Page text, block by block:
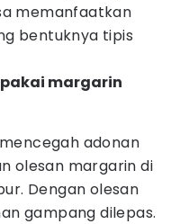
memanfaatkan
bentuknya tipis
margarin
adonan
olesan margarin di
Dengan olesan
gampang dilepas.